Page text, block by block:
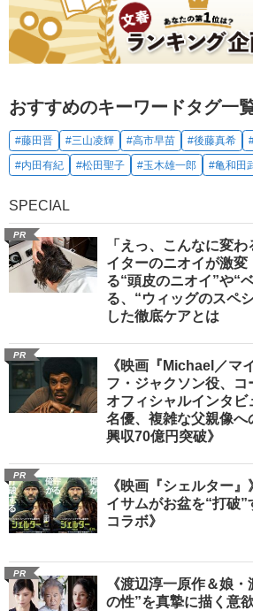
おすすめのキーワードタグ一
#藤田晋 #三山凌輝 #高市早苗 #後藤真希
#内田有紀
#松田聖子 #玉木雄一郎 #亀和田
SPECIAL
PR
「えっ、こんなに変
イターのニオイが激
る“頭皮のニオイ”や“
る、“ウィッグのスペ
した徹底ケアとは
PR
《映画『Michael／マ
フ・ジャクソン役、
オフィシャルインタビ
名優、複雑な父親像へ
興収70億円突破》
PR
《映画『シェルター
イサムがお盆を“打破”
コラボ》
PR
《渡辺淳一原作＆娘
の性”を真摯に描く意